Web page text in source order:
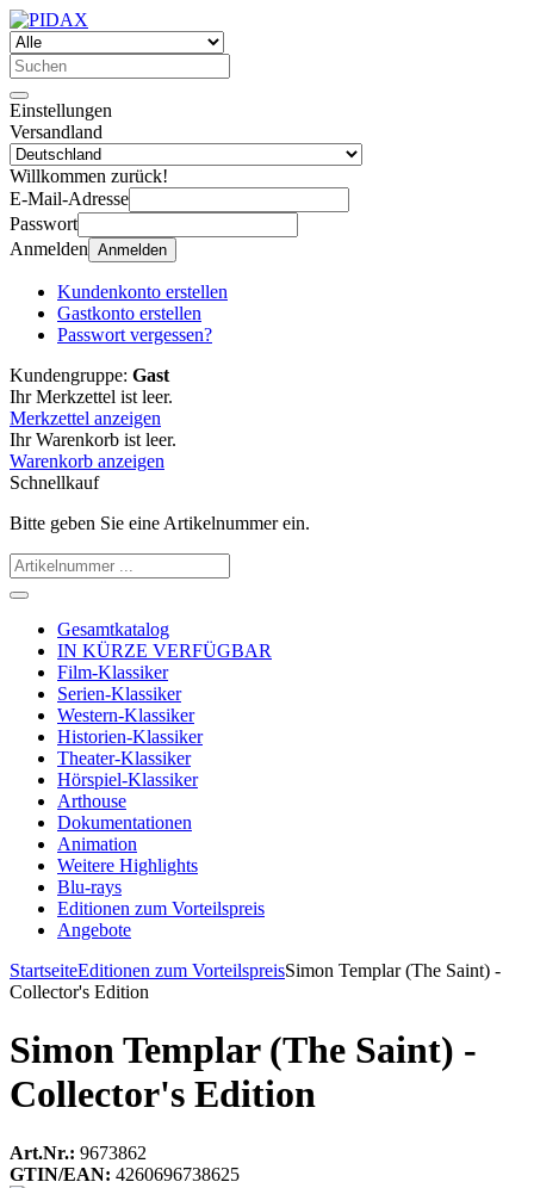
Einstellungen
Versandland
Willkommen zurück!
E-Mail-Adresse
Passwort
Anmelden Anmelden
Kundenkonto erstellen
Gastkonto erstellen
Passwort vergessen?
Kundengruppe: Gast
Ihr Merkzettel ist leer.
Merkzettel anzeigen
Ihr Warenkorb ist leer.
Warenkorb anzeigen
Schnellkauf
Bitte geben Sie eine Artikelnummer ein.
Gesamtkatalog
IN KÜRZE VERFÜGBAR
Film-Klassiker
Serien-Klassiker
Western-Klassiker
Historien-Klassiker
Theater-Klassiker
Hörspiel-Klassiker
Arthouse
Dokumentationen
Animation
Weitere Highlights
Blu-rays
Editionen zum Vorteilspreis
Angebote
StartseiteEditionen zum VorteilspreisSimon Templar (The Saint) -
Collector's Edition
Simon Templar (The Saint) -
Collector's Edition
Art.Nr.: 9673862
GTIN/EAN: 4260696738625